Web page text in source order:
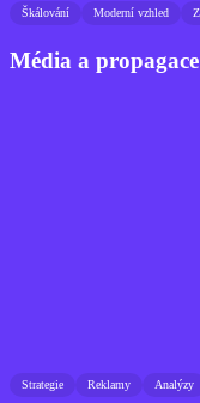
Škálování Moderní vzhled
Média a propagace
Strategie Reklamy Analýzy